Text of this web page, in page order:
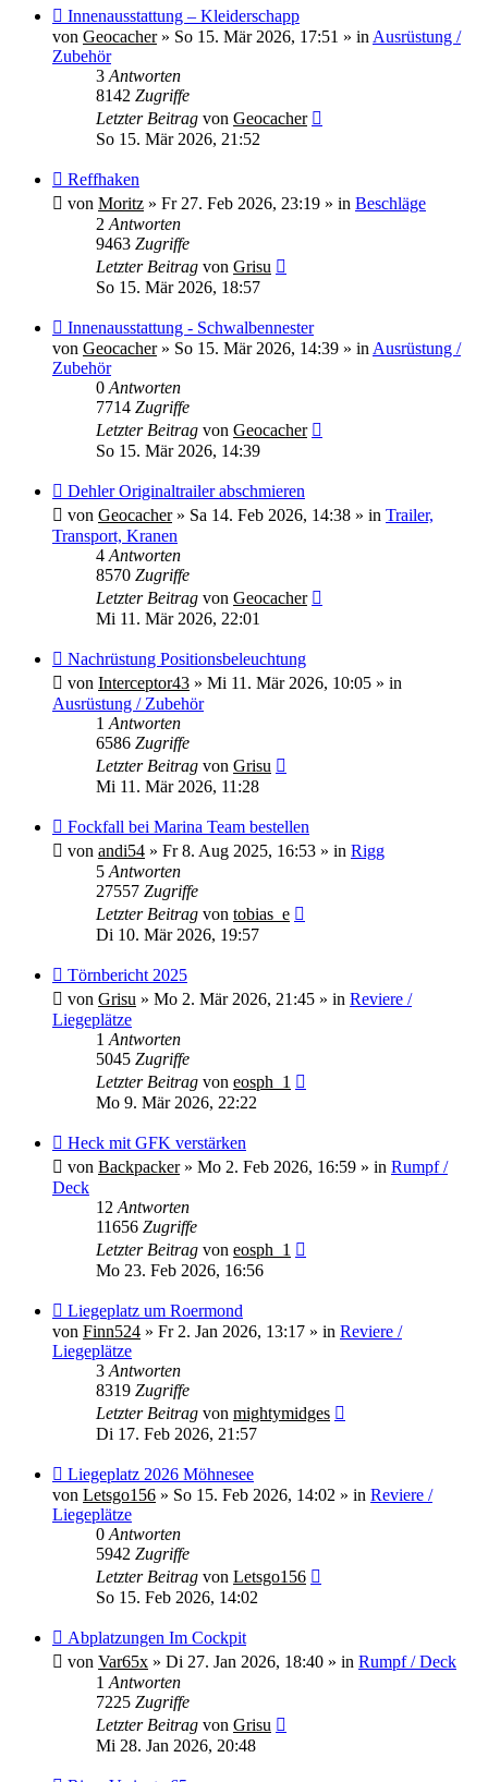
Neuer
Beitrag
Innenausstattung – Kleiderschapp
von Geocacher» So 15. Mär 2026, 17:51 » in Ausrüstung /
Zubehör
3 Antworten
8142 Zugriffe
Letzter Beitrag von Geocacher
So 15. Mär 2026, 21:52
Neuer
Beitrag
Reffhaken
von Moritz » Fr 27. Feb 2026, 23:19 » in Beschläge
2 Antworten
9463 Zugriffe
Letzter Beitrag von Grisu
So 15. Mär 2026, 18:57
Neuer
Beitrag
Innenausstattung - Schwalbennester
von Geocacher» So 15. Mär 2026, 14:39 » in Ausrüstung /
Zubehör
0 Antworten
7714 Zugriffe
Letzter Beitrag von Geocacher
So 15. Mär 2026, 14:39
Neuer
Beitrag
Dehler Originaltrailer abschmieren
von Geocacher» Sa 14. Feb 2026, 14:38 » in Trailer,
Transport, Kranen
4 Antworten
8570 Zugriffe
Letzter Beitrag von Geocacher
Mi 11. Mär 2026, 22:01
Neuer
Beitrag
Nachrüstung Positionsbeleuchtung
von Interceptor43 » Mi 11. Mär 2026, 10:05 » in
Ausrüstung / Zubehör
1 Antworten
6586 Zugriffe
Letzter Beitrag von Grisu
Mi 11. Mär 2026, 11:28
Neuer
Fockfall bei Marina Team bestellen
von andi54 » Fr 8. Aug 2025, 16:53 » in Rigg
5 Antworten
27557 Zugriffe
Letzter Beitrag von tobias_e
Di 10. Mär 2026, 19:57
Neuer
Beitrag
Törnbericht 2025
von Grisu » Mo 2. Mär 2026, 21:45 » in Reviere /
Liegeplätze
1 Antworten
5045 Zugriffe
Letzter Beitrag von eosph_1
Mo 9. Mär 2026, 22:22
Neuer
Beitrag
Heck mit GFK verstärken
von Backpacker» Mo 2. Feb 2026, 16:59 » in Rumpf /
Deck
12 Antworten
11656 Zugriffe
Letzter Beitrag von eosph_1
Mo 23. Feb 2026, 16:56
Neuer
Beitrag
Liegeplatz um Roermond
von Finn524 » Fr 2. Jan 2026, 13:17 » in Reviere /
Liegeplätze
3 Antworten
8319 Zugriffe
Letzter Beitrag von mightymidges
Di 17. Feb 2026, 21:57
Neuer
Beitrag
Liegeplatz 2026 Möhnesee
von Letsgo156 » So 15. Feb 2026, 14:02 » in Reviere /
Liegeplätze
0 Antworten
5942 Zugriffe
Letzter Beitrag von Letsgo156
So 15. Feb 2026, 14:02
Neuer
Beitrag
Abplatzungen Im Cockpit
von Var65x » Di 27. Jan 2026, 18:40 » in Rumpf / Deck
1 Antworten
7225 Zugriffe
Letzter Beitrag von Grisu
Mi 28. Jan 2026, 20:48